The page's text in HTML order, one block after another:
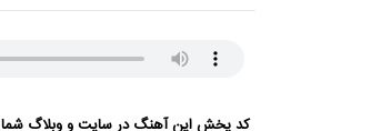
کد پخش این آهنگ در سایت و وبلاگ شما